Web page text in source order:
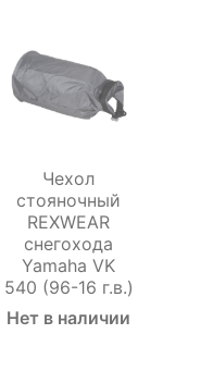
Чехол
стояночный
REXWEAR
снегохода
Yamaha VK
540 (96-16 г.в.)
Нет в наличии